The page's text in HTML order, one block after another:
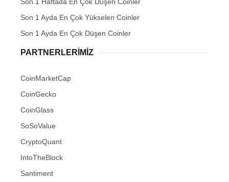
Son 1 Haftada En Çok Düşen Coinler
Son 1 Ayda En Çok Yükselen Coinler
Son 1 Ayda En Çok Düşen Coinler
PARTNERLERIMIZ
CoinMarketCap
CoinGecko
CoinGlass
SoSoValue
CryptoQuant
IntoTheBlock
Santiment